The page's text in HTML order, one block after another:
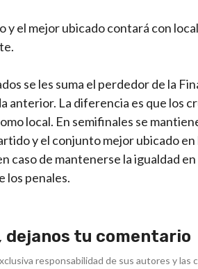
y el mejor ubicado contará con
se les suma el perdedor de la
anterior. La diferencia es que los
local. En semifinales se
y el conjunto mejor ubicado
caso de mantenerse la igualdad
los penales.
dejanos tu comentario
responsabilidad de sus autores y